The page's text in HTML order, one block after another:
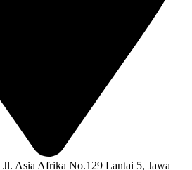
Asia Afrika No.129 Lantai 5, Jawa